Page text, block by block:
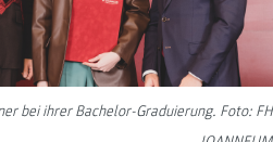
bei ihrer Bachelor-Graduierung. Foto: FH